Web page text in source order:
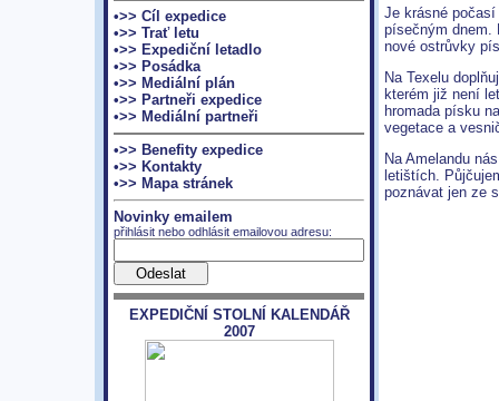
•>> Cíl expedice
•>> Trať letu
•>> Expediční letadlo
•>> Posádka
•>> Mediální plán
•>> Partneři expedice
•>> Mediální partneři
•>> Benefity expedice
•>> Kontakty
•>> Mapa stránek
Novinky emailem
přihlásit nebo odhlásit emailovou adresu:
EXPEDIČNÍ STOLNÍ KALENDÁŘ
2007
Je krásné
písečným dnem.
nové ostrůvky
Na Texelu
kterém již není
hromada písku
vegetace a
Na Amelandu
letištích. Půjčuje
poznávat jen ze